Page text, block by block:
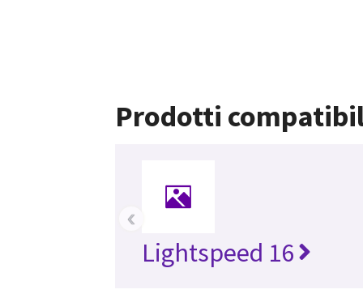
Prodotti
Lightspeed 16
‹